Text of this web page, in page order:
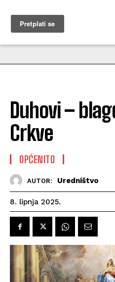
MUŽEVNI
Duhovi –
Crkve
OPĆENITO
AUTOR: Uredništvo
8. lipnja 2025.